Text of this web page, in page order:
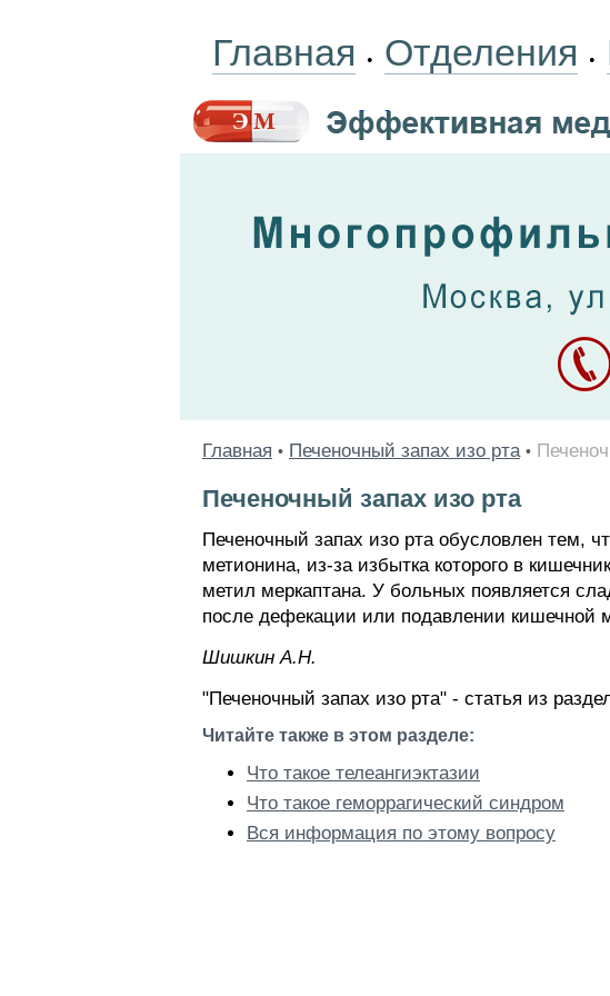
Главная • Отделения •
Главная • Печеночный запах изо рта •
Печеночный запах изо рта
Печеночный запах изо рта обусловлен тем,
метионина, из-за избытка которого в
метил меркаптана. У больных появляется
после дефекации или подавлении кишечной
Шишкин A.Н.
"Печеночный запах изо рта" - статья из
Читайте также в этом разделе:
Что такое телеангиэктазии
Что такое геморрагический синдром
Вся информация по этому вопросу